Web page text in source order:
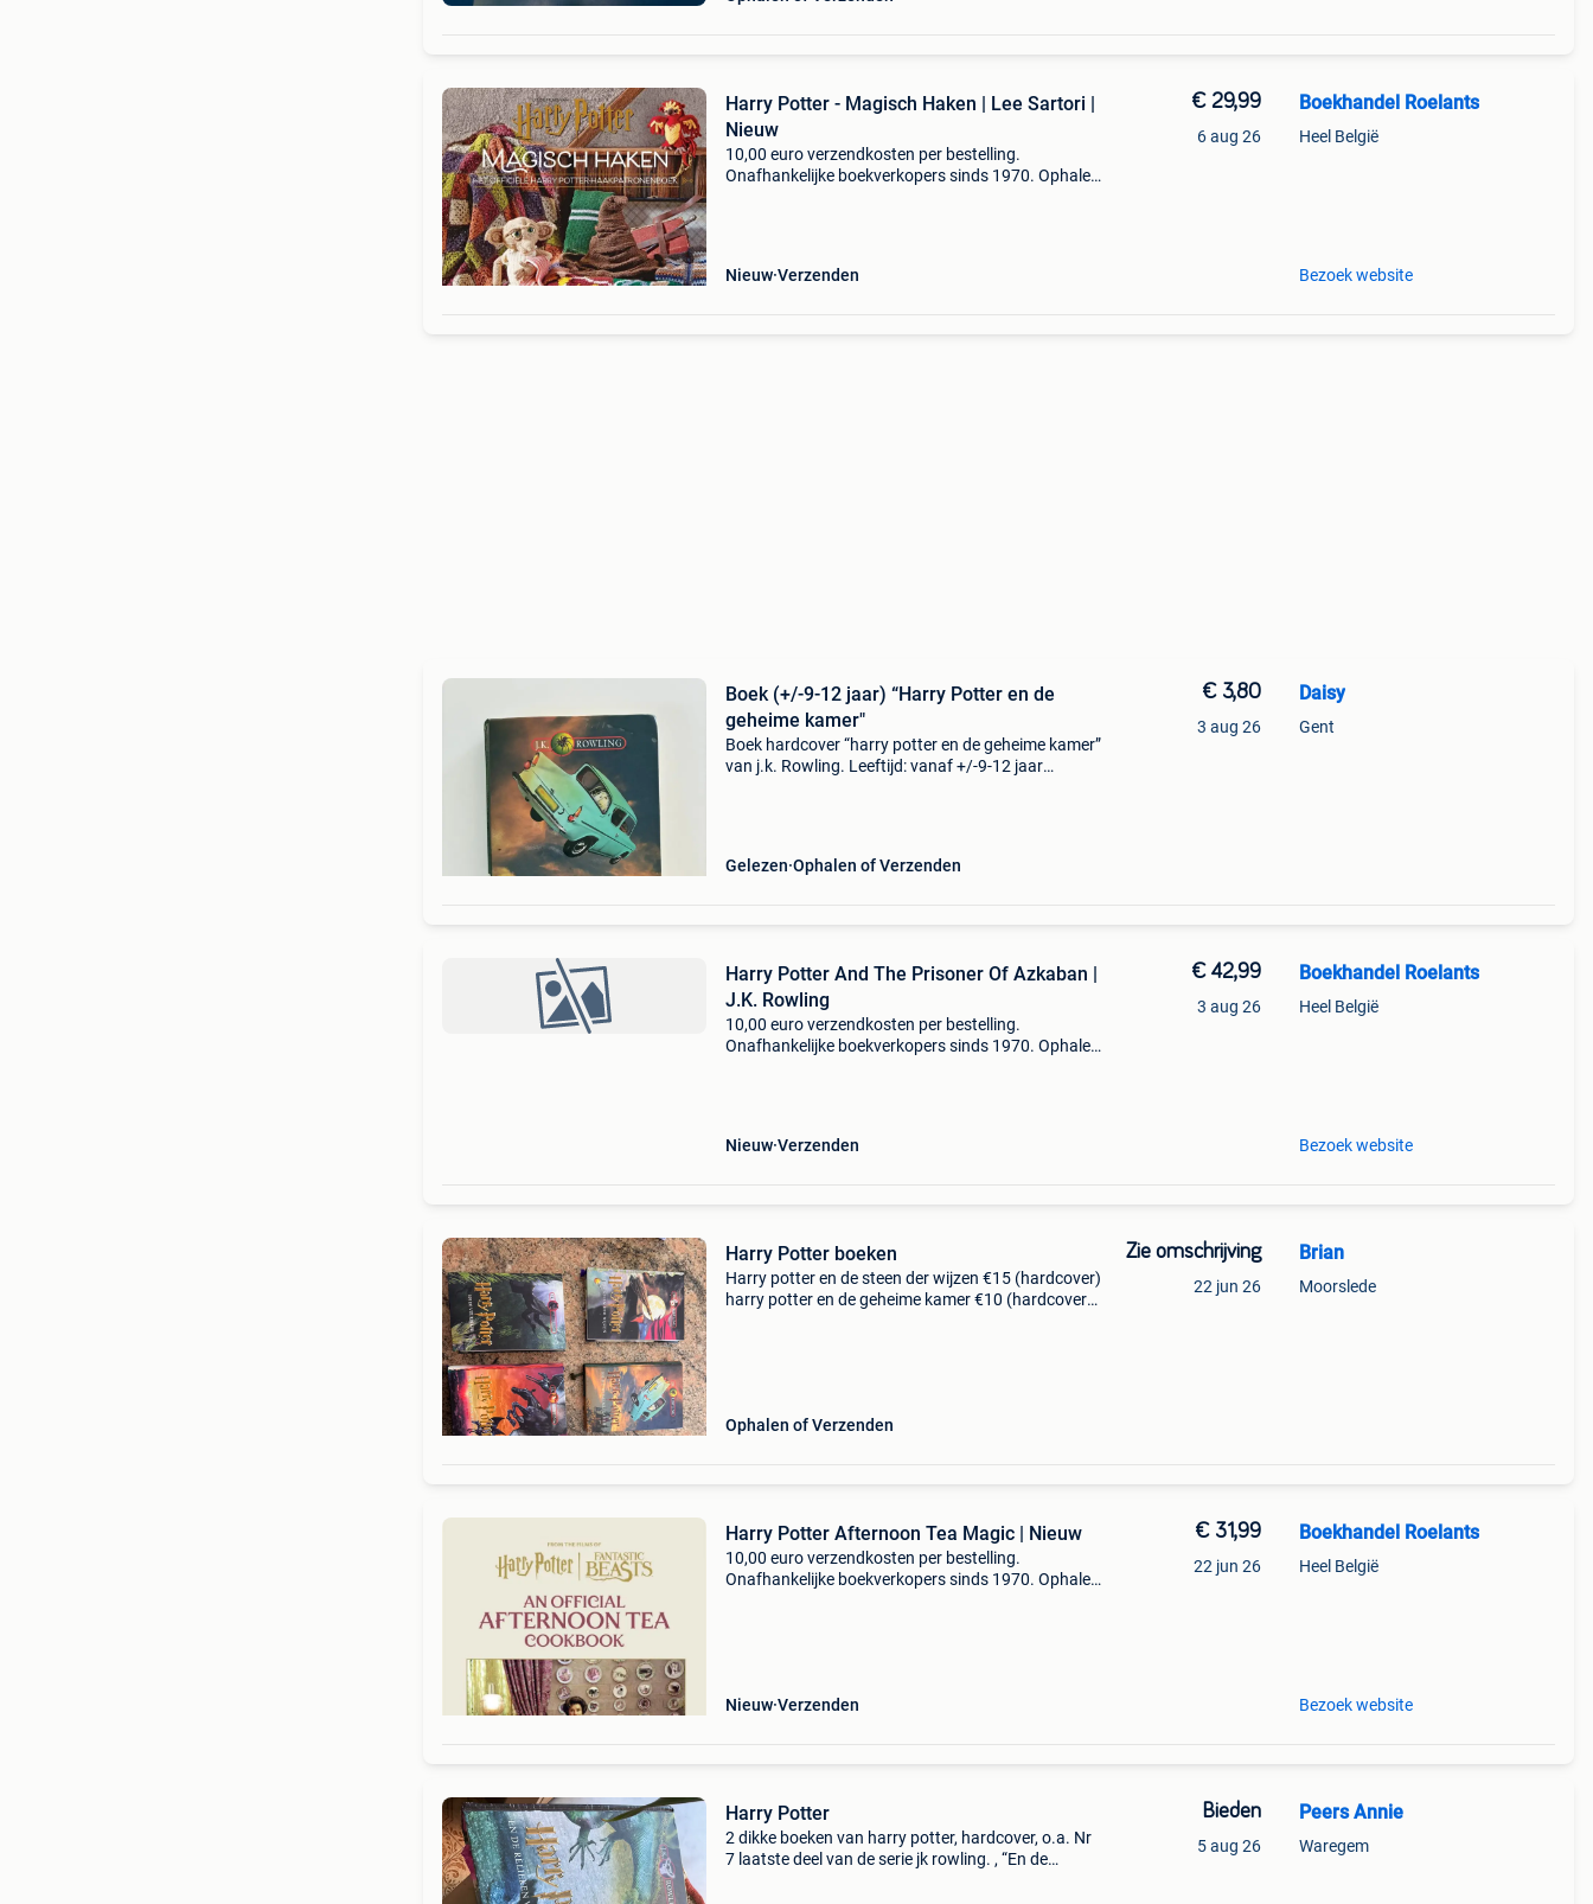
Harry Potter - Magisch Haken | Lee Sartori |
Nieuw
10,00 euro verzendkosten per bestelling.
Onafhankelijke boekverkopers sinds 1970. Ophalen
Nieuw Verzenden
€ 29,99
6 aug 26
Boekhandel Roelants
Heel België
Bezoek website
Boek (+/-9-12 jaar) “Harry Potter en de
geheime kamer"
Boek hardcover “harry potter en de geheime kamer”
van j.k. Rowling. Leeftijd: vanaf +/-9-12 jaar
Gelezen Ophalen of Verzenden
€ 3,80
3 aug 26
Daisy
Gent
Harry Potter And The Prisoner Of Azkaban |
J.K. Rowling
10,00 euro verzendkosten per bestelling.
Onafhankelijke boekverkopers sinds 1970. Ophalen
Nieuw Verzenden
€ 42,99
3 aug 26
Boekhandel Roelants
Heel België
Bezoek website
Harry Potter boeken
Harry potter en de steen der wijzen €15 (hardcover)
harry potter en de geheime kamer €10 (hardcover)
Ophalen of Verzenden
Zie omschrijving
22 jun 26
Brian
Moorslede
Harry Potter Afternoon Tea Magic | Nieuw
10,00 euro verzendkosten per bestelling.
Onafhankelijke boekverkopers sinds 1970. Ophalen
Nieuw Verzenden
€ 31,99
22 jun 26
Boekhandel Roelants
Heel België
Bezoek website
Harry Potter
2 dikke boeken van harry potter, hardcover, o.a. Nr
7 laatste deel van de serie jk rowling. , “En de
Bieden
5 aug 26
Peers Annie
Waregem